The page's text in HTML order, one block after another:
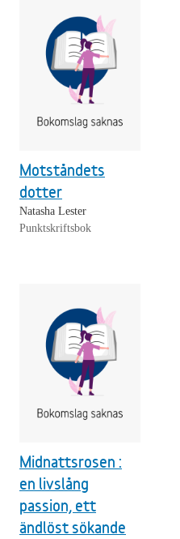
Motståndets
dotter
Natasha Lester
Punktskriftsbok
Midnattsrosen :
en livslång
passion, ett
ändlöst sökande